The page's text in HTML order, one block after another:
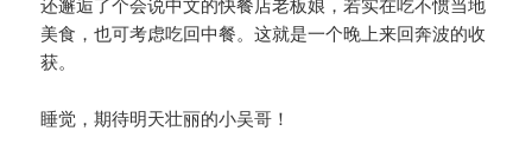
还邂逅了个会说中文的快餐店老板娘，若实在吃不惯当地
美食，也可考虑吃回中餐。这就是一个晚上来回奔波的收
获。
睡觉，期待明天壮丽的小吴哥！